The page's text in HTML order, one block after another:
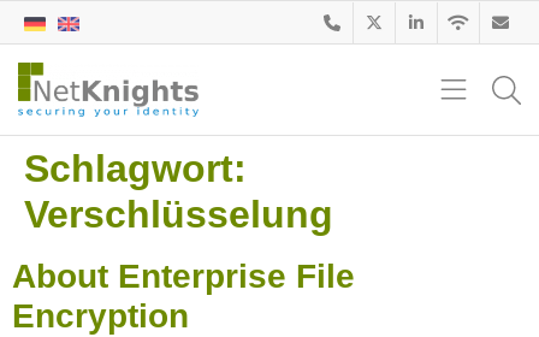
Schlagwort:
Verschlüsselung
About Enterprise File
Encryption